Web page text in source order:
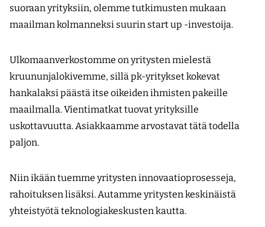
suoraan yrityksiin, olemme tutkimusten mukaan
maailman kolmanneksi suurin start up -investoija.
Ulkomaanverkostomme on yritysten mielestä
kruununjalokivemme, sillä pk-­yritykset kokevat
hankalaksi päästä itse ­oikeiden ihmisten pakeille
maailmalla. Vienti­matkat tuovat yrityksille
uskottavuutta. Asiakkaamme arvostavat tätä todella
paljon.
Niin ikään tuemme yritysten innovaatioprosesseja,
rahoituksen lisäksi. Autamme yritysten keskinäistä
yhteistyötä teknologiakeskusten kautta.